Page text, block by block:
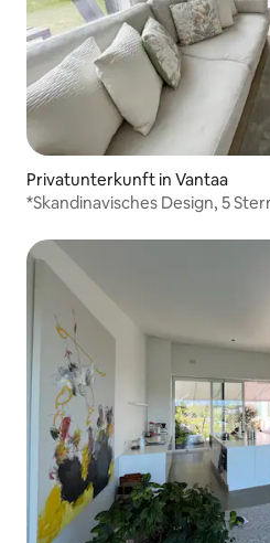
Privatunterkunft in Vantaa
*Skandinavisches Design, 5